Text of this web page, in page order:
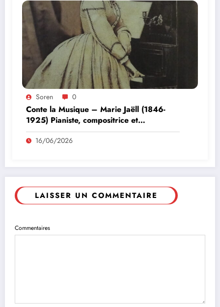
Soren 0
Conte la Musique – Marie Jaëll (1846-
1925) Pianiste, compositrice et
pédagogue
16/06/2026
LAISSER UN COMMENTAIRE
Commentaires